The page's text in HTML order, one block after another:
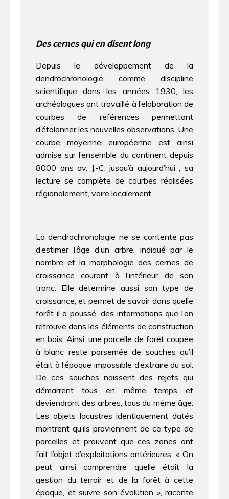
Des cernes qui en disent long
Depuis le développement de la
dendrochronologie comme discipline
scientifique dans les années 1930, les
archéologues ont travaillé à l’élaboration de
courbes de références permettant
d’étalonner les nouvelles observations. Une
courbe moyenne européenne est ainsi
admise sur l’ensemble du continent depuis
8000 ans av. J.-C. jusqu’à aujourd’hui ; sa
lecture se complète de courbes réalisées
régionalement, voire localement.
La dendrochronologie ne se contente pas
d’estimer l’âge d’un arbre, indiqué par le
nombre et la morphologie des cernes de
croissance courant à l’intérieur de son
tronc. Elle détermine aussi son type de
croissance, et permet de savoir dans quelle
forêt il a poussé, des informations que l’on
retrouve dans les éléments de construction
en bois. Ainsi, une parcelle de forêt coupée
à blanc reste parsemée de souches qu’il
était à l’époque impossible d’extraire du sol.
De ces souches naissent des rejets qui
démarrent tous en même temps et
deviendront des arbres, tous du même âge.
Les objets lacustres identiquement datés
montrent qu’ils proviennent de ce type de
parcelles et prouvent que ces zones ont
fait l’objet d’exploitations antérieures. « On
peut ainsi comprendre quelle était la
gestion du terroir et de la forêt à cette
époque, et suivre son évolution », raconte